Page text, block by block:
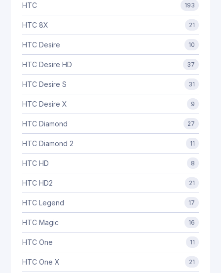
HTC 193
HTC 8X 21
HTC Desire 10
HTC Desire HD 37
HTC Desire S 31
HTC Desire X 9
HTC Diamond 27
HTC Diamond 2 11
HTC HD 8
HTC HD2 21
HTC Legend 17
HTC Magic 16
HTC One 11
HTC One X 21